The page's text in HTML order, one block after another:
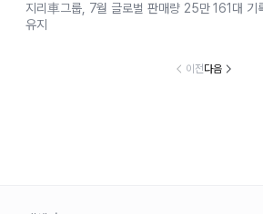
지리車그룹, 7월 글로벌 판매량 25만 161대 기
유지
이전다음